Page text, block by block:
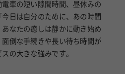
日は自分のために、あの時間
なたの癒しは静かに動き始め
倒な手続きや長い待ち時間が
の大きな強みです。